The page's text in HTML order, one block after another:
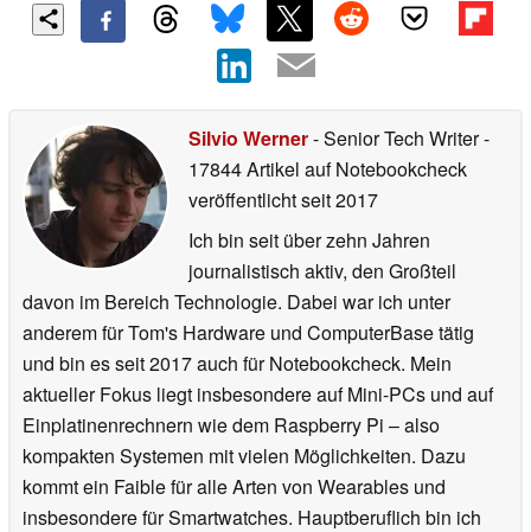
Silvio Werner- Senior Tech Writer-
17844 Artikel auf Notebookcheck
veröffentlichtseit 2017
Ich bin seit über zehn Jahren
journalistisch aktiv, den Großteil
davon im Bereich Technologie. Dabei war ich unter
anderem für Tom's Hardware und ComputerBase tätig
und bin es seit 2017 auch für Notebookcheck. Mein
aktueller Fokus liegt insbesondere auf Mini-PCs und auf
Einplatinenrechnern wie dem Raspberry Pi – also
kompakten Systemen mit vielen Möglichkeiten. Dazu
kommt ein Faible für alle Arten von Wearables und
insbesondere für Smartwatches. Hauptberuflich bin ich